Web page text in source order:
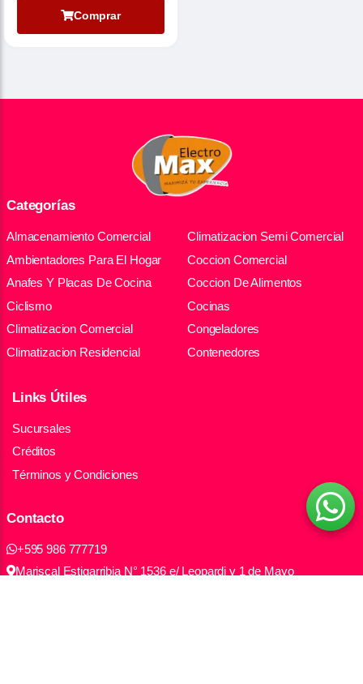
Comprar
Categorías
Almacenamiento Comercial
Ambientadores Para El Hogar
Anafes Y Placas De Cocina
Ciclismo
Climatizacion Comercial
Climatizacion Residencial
Climatizacion Semi Comercial
Coccion Comercial
Coccion De Alimentos
Cocinas
Congeladores
Contenedores
Links Útiles
Sucursales
Créditos
Términos y Condiciones
Contacto
+595 986 777719
Mariscal Estigarribia N° 1536 e/ Leopardi y 1 de Mayo